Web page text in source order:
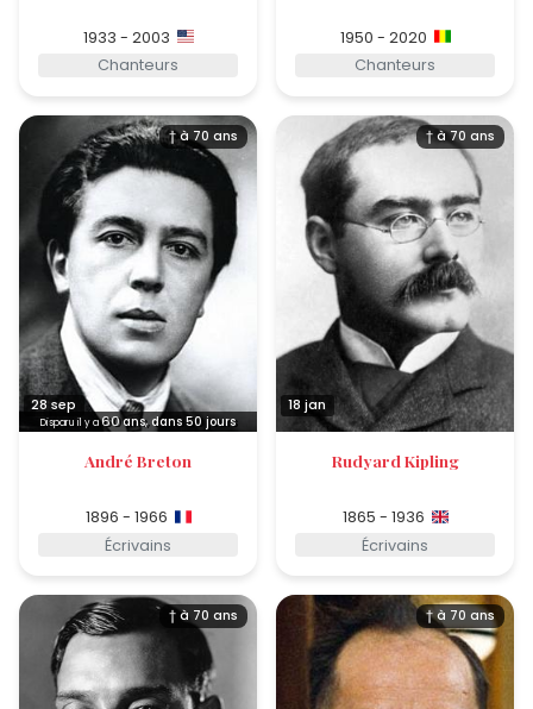
1933 - 2003
Chanteurs
1950 - 2020
Chanteurs
† à 70 ans
Disparu il y a60ans, dans 50 jours
28 sep
André Breton
1896 - 1966
Écrivains
† à 70 ans
18 jan
Rudyard Kipling
1865 - 1936
Écrivains
† à 70 ans † à 70 ans